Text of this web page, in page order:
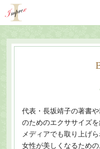
代表・長坂靖子の著書
のためのエクササイズ
メディアでも取り上げ
女性が美しくなるため